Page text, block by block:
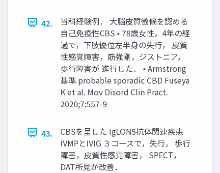
42.
当科経験例． 大脳皮質徴候を認める
自己免疫性CBS • 78歳女性，4年の経
過で，下肢優位左半身の失行， 皮質
性感覚障害，筋強剛，ジストニア，
歩行障害が 進行した． • Armstrong
基準 probable sporadic CBD Fuseya
K et al. Mov Disord Clin Pract.
2020;7:557-9
43.
CBSを呈した IgLON5抗体関連疾患
IVMPとIVIG ３コースで，失行， 歩行
障害，皮質性感覚障害， SPECT，
DAT所見が改善．